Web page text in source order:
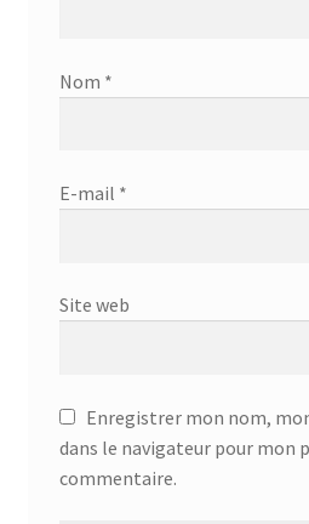
Nom *
E-mail *
Site web
Enregistrer mon nom,
dans le navigateur pour mon
commentaire.